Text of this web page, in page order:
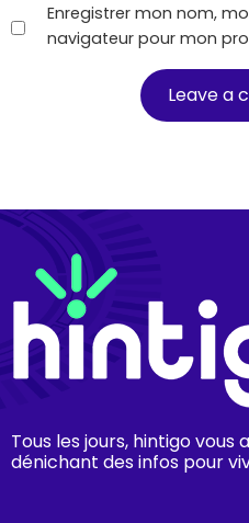
Enregistrer mon nom,
navigateur pour mon
Tous les jours, hintigo vous
dénichant des infos pour